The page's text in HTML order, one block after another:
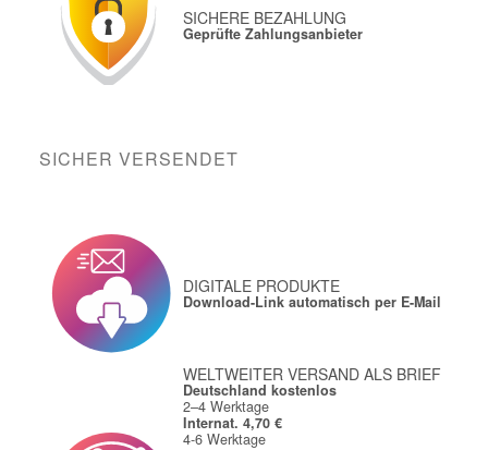
SICHERE BEZAHLUNG
Geprüfte Zahlungsanbieter
SICHER VERSENDET
DIGITALE PRODUKTE
Download-Link automatisch per E-Mail
WELTWEITER VERSAND ALS BRIEF
Deutschland kostenlos
2–4 Werktage
Internat. 4,70 €
4-6 Werktage